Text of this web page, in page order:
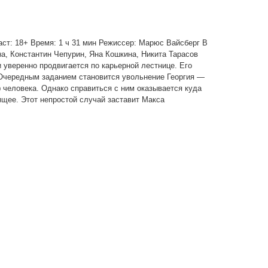
18+ Время: 1 ч 31 мин Режиссер: Марюс Вайсберг В
Чепурин, Яна Кошкина, Никита Тарасов
продвигается по карьерной лестнице. Его
заданием становится увольнение Георгия —
Однако справиться с ним оказывается куда
Этот непростой случай заставит Макса